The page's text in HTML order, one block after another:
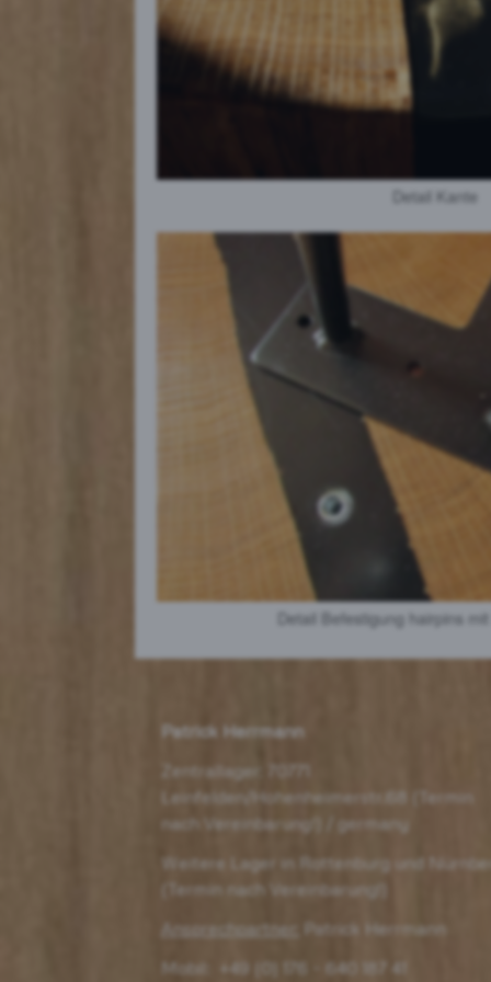
Detail Kante
Detail Befestigung hairpins
Patrick Herrmann
Zentrallager: 70771
Leinfelden/Hohenheimerstr.68 (Termin
nach Vereinbarung!) / germany
Weitere Lager in Rottenburg und
(Termin nach Vereinbarung!)
Ansprechpartner:
Patrick Herrmann
Mobil:
+49 (0) 176 – 640 187 41
Auswahl